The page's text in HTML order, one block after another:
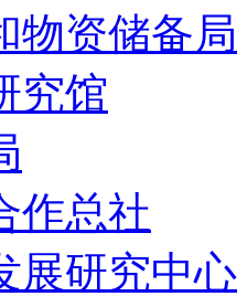
物资储备局
究馆
作总社
展研究中心